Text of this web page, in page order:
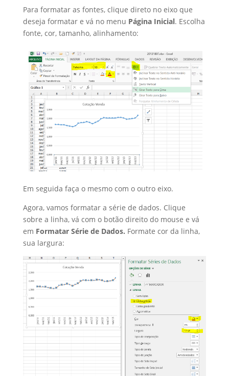
Para formatar as fontes, clique direto no eixo que
deseja formatar e vá no menu Página Inicial. Escolha
fonte, cor, tamanho, alinhamento:
Em seguida faça o mesmo com o outro eixo.
Agora, vamos formatar a série de dados. Clique
sobre a linha, vá com o botão direito do mouse e vá
em Formatar Série de Dados. Formate cor da linha,
sua largura: